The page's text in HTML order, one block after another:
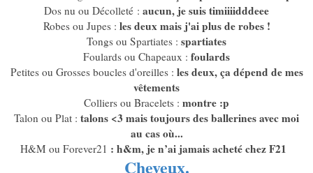
Dos nu ou Décolleté : aucun, je suis timiiiidddeee
Robes ou Jupes : les deux mais j'ai plus de robes !
Tongs ou Spartiates : spartiates
Foulards ou Chapeaux : foulards
Petites ou Grosses boucles d'oreilles : les deux, ça dépend de mes
vêtements
Colliers ou Bracelets : montre :p
Talon ou Plat : talons <3 mais toujours des ballerines avec moi
au cas où...
H&M ou Forever21 : h&m, je n’ai jamais acheté chez F21
Cheveux.